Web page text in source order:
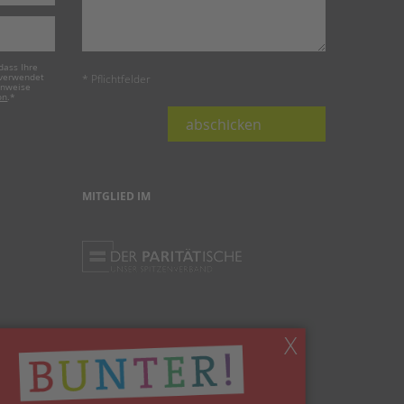
Ihre
*
* Pflichtfelder
abschicken
MITGLIED IM
Ihnen gefällt, was Sie lesen?
X